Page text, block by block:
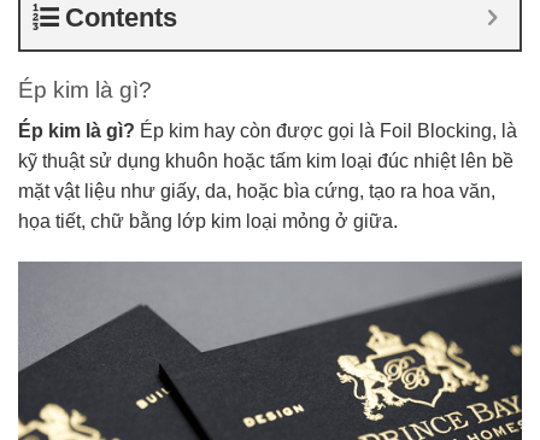
Contents
Ép kim là gì?
Ép kim là gì? Ép kim hay còn được gọi là Foil Blocking, là
kỹ thuật sử dụng khuôn hoặc tấm kim loại đúc nhiệt lên bề
mặt vật liệu như giấy, da, hoặc bìa cứng, tạo ra hoa văn,
họa tiết, chữ bằng lớp kim loại mỏng ở giữa.